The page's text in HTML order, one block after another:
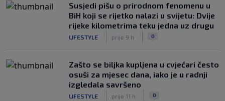
Susjedi pišu o prirodnom fenomenu u
BiH koji se rijetko nalazi u svijetu: Dvije
rijeke kilometrima teku jedna uz drugu
LIFESTYLE prije 9 h 0
Zašto se biljka kupljena u cvjećari često
osuši za mjesec dana, iako je u radnji
izgledala savršeno
LIFESTYLE prije 11 h 0